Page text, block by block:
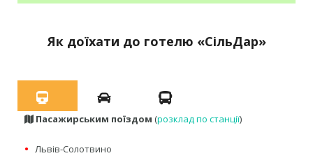
Як доїхати до готелю «СільДар»
Пасажирським поїздом (розклад по станції)
• Львів-Солотвино